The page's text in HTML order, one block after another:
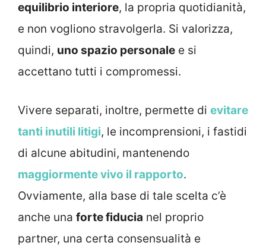
equilibrio interiore, la propria quotidianità,
e non vogliono stravolgerla. Si valorizza,
quindi, uno spazio personale e si
accettano tutti i compromessi.
Vivere separati, inoltre, permette di evitare
tanti inutili litigi, le incomprensioni, i fastidi
di alcune abitudini, mantenendo
maggiormente vivo il rapporto.
Ovviamente, alla base di tale scelta c’è
anche una forte fiducia nel proprio
partner, una certa consensualità e